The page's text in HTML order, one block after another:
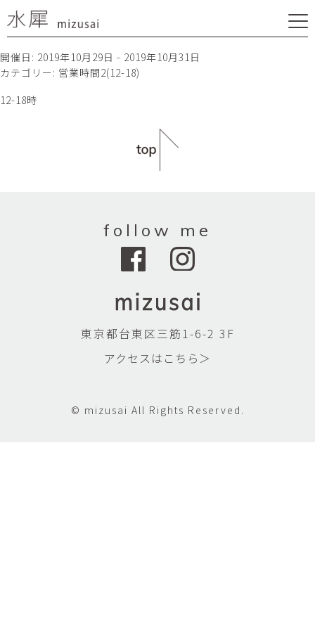
開催日: 2019年10月29日 - 2019年10月31日
カテゴリー: 営業時間2(12-18)
12-18時
follow me
東京都台東区三筋1-6-2 3F
アクセスはこちら＞
© mizusai All Rights Reserved.